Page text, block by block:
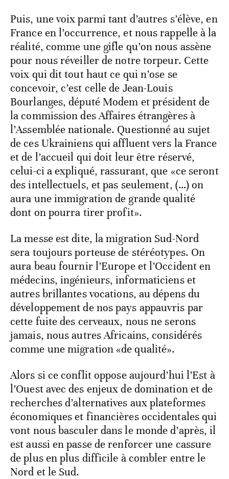
Puis, une voix parmi tant d’autres s’élève, en
France en l’occurrence, et nous rappelle à la
réalité, comme une gifle qu’on nous assène
pour nous réveiller de notre torpeur. Cette
voix qui dit tout haut ce qui n’ose se
concevoir, c’est celle de Jean-Louis
Bourlanges, député Modem et président de
la commission des Affaires étrangères à
l’Assemblée nationale. Questionné au sujet
de ces Ukrainiens qui affluent vers la France
et de l’accueil qui doit leur être réservé,
celui-ci a expliqué, rassurant, que «ce seront
des intellectuels, et pas seulement, (…) on
aura une immigration de grande qualité
dont on pourra tirer profit».
La messe est dite, la migration Sud-Nord
sera toujours porteuse de stéréotypes. On
aura beau fournir l’Europe et l’Occident en
médecins, ingénieurs, informaticiens et
autres brillantes vocations, au dépens du
développement de nos pays appauvris par
cette fuite des cerveaux, nous ne serons
jamais, nous autres Africains, considérés
comme une migration «de qualité».
Alors si ce conflit oppose aujourd’hui l’Est à
l’Ouest avec des enjeux de domination et de
recherches d’alternatives aux plateformes
économiques et financières occidentales qui
vont nous basculer dans le monde d’après, il
est aussi en passe de renforcer une cassure
de plus en plus difficile à combler entre le
Nord et le Sud.